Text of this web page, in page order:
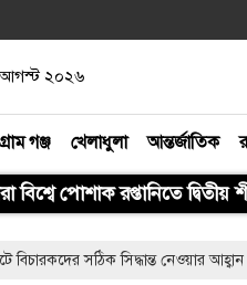
আগস্ট ২০২৬
গ্রাম গঞ্জ খেলাধুলা আন্তর্জাতিক
বিশ্বে পোশাক রপ্তানিতে দ্বিতীয়
বিচারকদের সঠিক সিদ্ধান্ত নেওয়ার